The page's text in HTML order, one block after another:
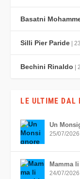
Basatni
Silli Pier Paride |
Bechini Rinaldo |
LE ULTIME DAL
Un
25/07/2026
Mamma
24/07/2026